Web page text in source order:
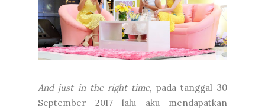
And just in the right time, pada tanggal 30
September 2017 lalu aku mendapatkan